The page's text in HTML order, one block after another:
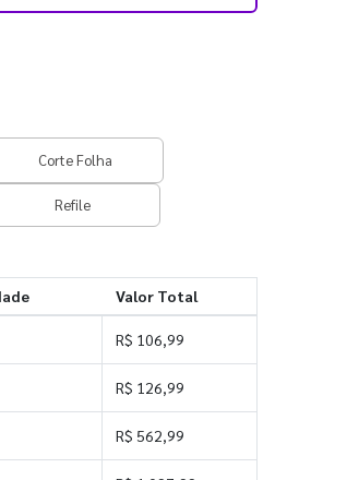
Corte Folha
Refile
Valor Total
R$ 106,99
R$ 126,99
R$ 562,99